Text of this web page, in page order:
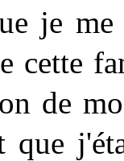
je
cette
de